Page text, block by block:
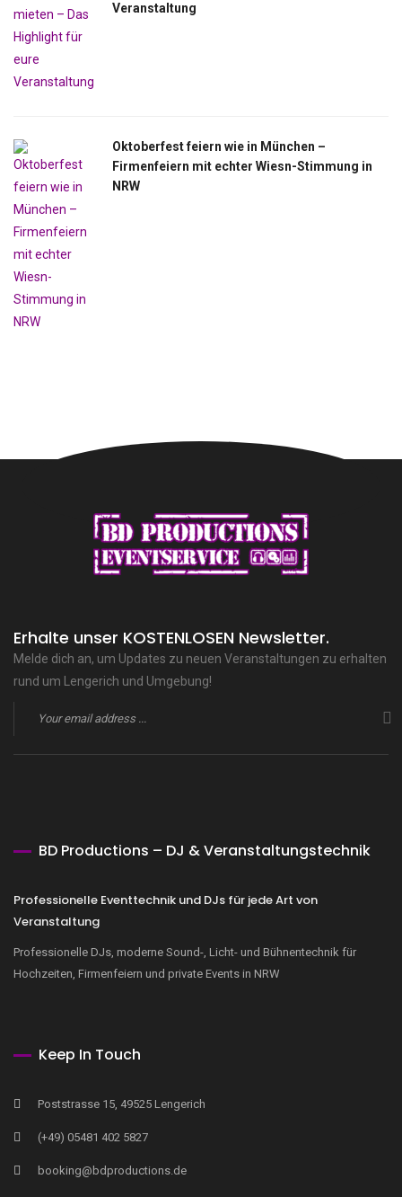
Veranstaltung
Oktoberfest feiern wie in München –
Firmenfeiern mit echter Wiesn-Stimmung in
NRW
Erhalte unser KOSTENLOSEN Newsletter.
Melde dich an, um Updates zu neuen Veranstaltungen zu erhalten
rund um Lengerich und Umgebung!
BD Productions – DJ & Veranstaltungstechnik
Professionelle Eventtechnik und DJs für jede Art von
Veranstaltung
Professionelle DJs, moderne Sound-, Licht- und Bühnentechnik für
Hochzeiten, Firmenfeiern und private Events in NRW
Keep In Touch
Poststrasse 15, 49525 Lengerich
(+49) 05481 402 5827
booking@bdproductions.de